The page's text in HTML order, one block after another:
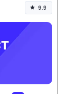
9.9